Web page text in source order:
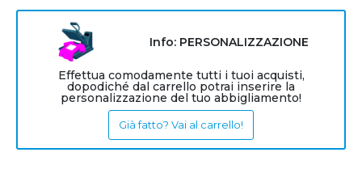
Info: PERSONALIZZAZIONE
Effettua comodamente tutti i tuoi acquisti,
dopodiché dal carrello potrai inserire la
personalizzazione del tuo abbigliamento!
Già fatto? Vai al carrello!